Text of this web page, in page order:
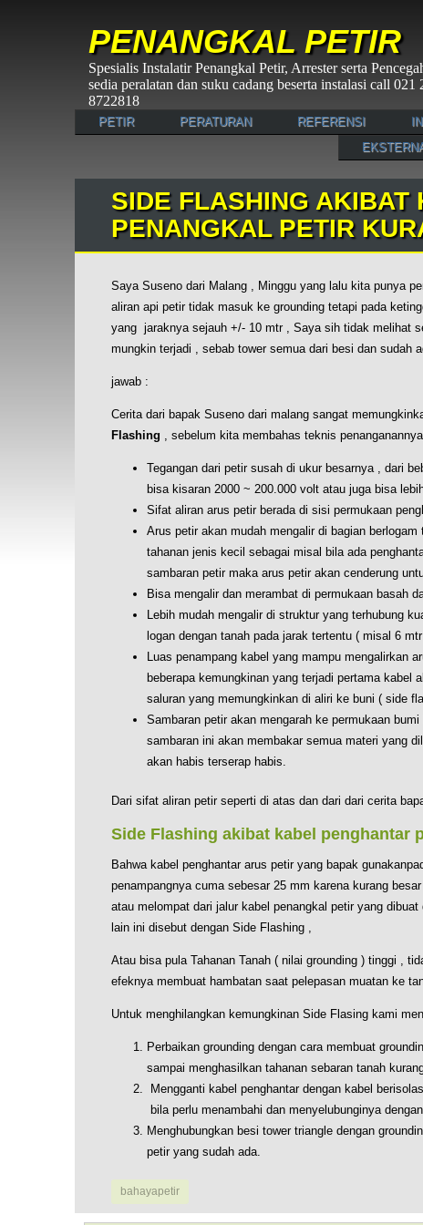
PENANGKAL PETIR
Spesialis Instalatir Penangkal Petir, Arrester serta
sedia peralatan dan suku cadang beserta instalasi call 021
8722818
PETIR PERATURAN REFERENSI
SIDE FLASHING AKIBAT
PENANGKAL PETIR
Saya Suseno dari Malang , Minggu yang lalu kita punya
aliran api petir tidak masuk ke grounding tetapi pada
yang jaraknya sejauh +/- 10 mtr , Saya sih tidak melihat
mungkin terjadi , sebab tower semua dari besi dan sudah
jawab :
Cerita dari bapak Suseno dari malang sangat
Flashing , sebelum kita membahas teknis
Tegangan dari petir susah di ukur besarnya , dari
bisa kisaran 2000 ~ 200.000 volt atau juga bisa
Sifat aliran arus petir berada di sisi permukaan
Arus petir akan mudah mengalir di bagian
tahanan jenis kecil sebagai misal bila ada
sambaran petir maka arus petir akan cenderung
Bisa mengalir dan merambat di permukaan basah
Lebih mudah mengalir di struktur yang terhubung
logan dengan tanah pada jarak tertentu ( misal 6
Luas penampang kabel yang mampu mengalirkan
beberapa kemungkinan yang terjadi pertama kabel
saluran yang memungkinkan di aliri ke buni ( side
Sambaran petir akan mengarah ke permukaan
sambaran ini akan membakar semua materi yang
akan habis terserap habis.
Dari sifat aliran petir seperti di atas dan dari dari cerita
Side Flashing akibat kabel penghantar
Bahwa kabel penghantar arus petir yang bapak
penampangnya cuma sebesar 25 mm karena kurang
atau melompat dari jalur kabel penangkal petir yang
lain ini disebut dengan Side Flashing ,
Atau bisa pula Tahanan Tanah ( nilai grounding ) tinggi ,
efeknya membuat hambatan saat pelepasan muatan ke
Untuk menghilangkan kemungkinan Side Flasing kami
Perbaikan grounding dengan cara membuat
sampai menghasilkan tahanan sebaran tanah
Mengganti kabel penghantar dengan kabel
bila perlu menambahi dan menyelubunginya
Menghubungkan besi tower triangle dengan
petir yang sudah ada.
bahayapetir